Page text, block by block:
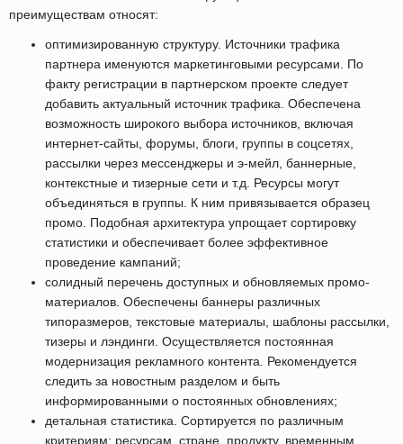
преимуществам относят:
оптимизированную структуру. Источники трафика
партнера именуются маркетинговыми ресурсами. По
факту регистрации в партнерском проекте следует
добавить актуальный источник трафика. Обеспечена
возможность широкого выбора источников, включая
интернет-сайты, форумы, блоги, группы в соцсетях,
рассылки через мессенджеры и э-мейл, баннерные,
контекстные и тизерные сети и т.д. Ресурсы могут
объединяться в группы. К ним привязывается образец
промо. Подобная архитектура упрощает сортировку
статистики и обеспечивает более эффективное
проведение кампаний;
солидный перечень доступных и обновляемых промо-
материалов. Обеспечены баннеры различных
типоразмеров, текстовые материалы, шаблоны рассылки,
тизеры и лэндинги. Осуществляется постоянная
модернизация рекламного контента. Рекомендуется
следить за новостным разделом и быть
информированными о постоянных обновлениях;
детальная статистика. Сортируется по различным
критериям: ресурсам, стране, продукту, временным